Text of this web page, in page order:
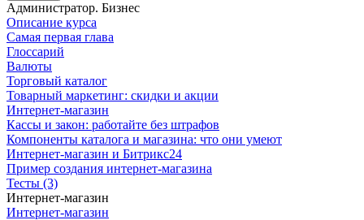
Администратор. Бизнес
Описание курса
Самая первая глава
Глоссарий
Валюты
Торговый каталог
Товарный маркетинг: скидки и акции
Интернет-магазин
Кассы и закон: работайте без штрафов
Компоненты каталога и магазина: что они умеют
Интернет-магазин и Битрикс24
Пример создания интернет-магазина
Тесты (3)
Интернет-магазин
Интернет-магазин